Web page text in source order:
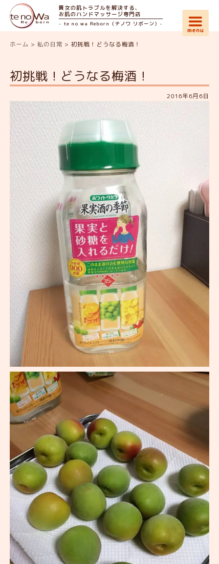
貴女の肌トラブルを解決する、
お肌のハンドマッサージ専門店
- te no wa Reborn（テノワ リボーン）-
ホーム > 私の日常 > 初挑戦！どうなる梅酒！
初挑戦！どうなる梅酒！
2016年6月6日